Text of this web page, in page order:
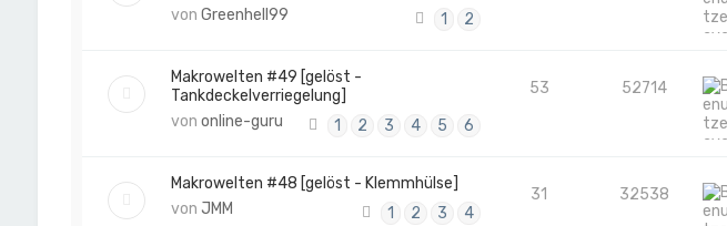
von Greenhell99 1 2
Makrowelten #49 [gelöst -
Tankdeckelverriegelung]
von online-guru 1 2 3 4 5 6
53 52714
Makrowelten #48 [gelöst - Klemmhülse]
von JMM 1 2 3 4
31 32538